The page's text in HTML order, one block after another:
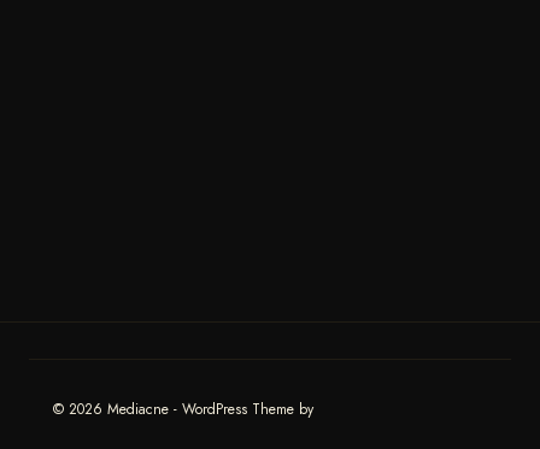
© 2026 Mediacne - WordPress Theme by